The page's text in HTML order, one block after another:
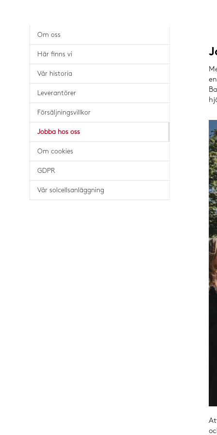
Om oss
Här finns vi
Vår historia
Leverantörer
Försäljningsvillkor
Jobba hos oss
Om cookies
GDPR
Vår solcellsanläggning